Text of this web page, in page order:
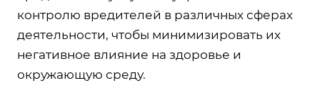
контролю вредителей в различных сферах
деятельности, чтобы минимизировать их
негативное влияние на здоровье и
окружающую среду.